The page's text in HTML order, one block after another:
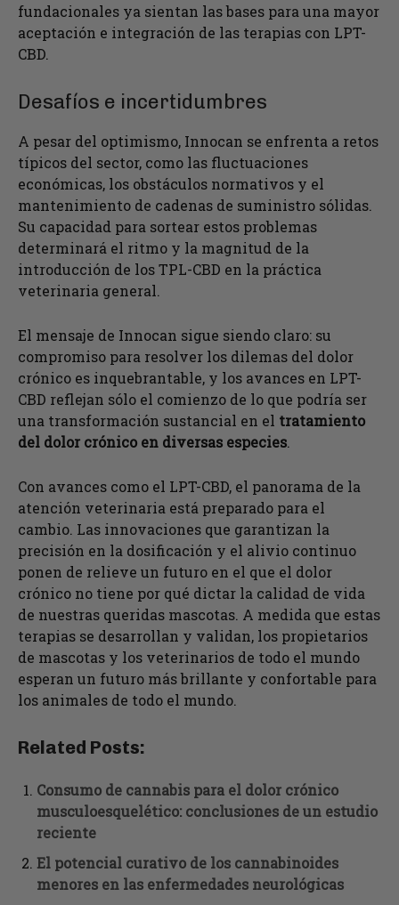
fundacionales ya sientan las bases para una mayor
aceptación e integración de las terapias con LPT-
CBD.
Desafíos e incertidumbres
A pesar del optimismo, Innocan se enfrenta a retos
típicos del sector, como las fluctuaciones
económicas, los obstáculos normativos y el
mantenimiento de cadenas de suministro sólidas.
Su capacidad para sortear estos problemas
determinará el ritmo y la magnitud de la
introducción de los TPL-CBD en la práctica
veterinaria general.
El mensaje de Innocan sigue siendo claro: su
compromiso para resolver los dilemas del dolor
crónico es inquebrantable, y los avances en LPT-
CBD reflejan sólo el comienzo de lo que podría ser
una transformación sustancial en el tratamiento
del dolor crónico en diversas especies.
Con avances como el LPT-CBD, el panorama de la
atención veterinaria está preparado para el
cambio. Las innovaciones que garantizan la
precisión en la dosificación y el alivio continuo
ponen de relieve un futuro en el que el dolor
crónico no tiene por qué dictar la calidad de vida
de nuestras queridas mascotas. A medida que estas
terapias se desarrollan y validan, los propietarios
de mascotas y los veterinarios de todo el mundo
esperan un futuro más brillante y confortable para
los animales de todo el mundo.
Related Posts:
Consumo de cannabis para el dolor crónico
musculoesquelético: conclusiones de un estudio
reciente
El potencial curativo de los cannabinoides
menores en las enfermedades neurológicas